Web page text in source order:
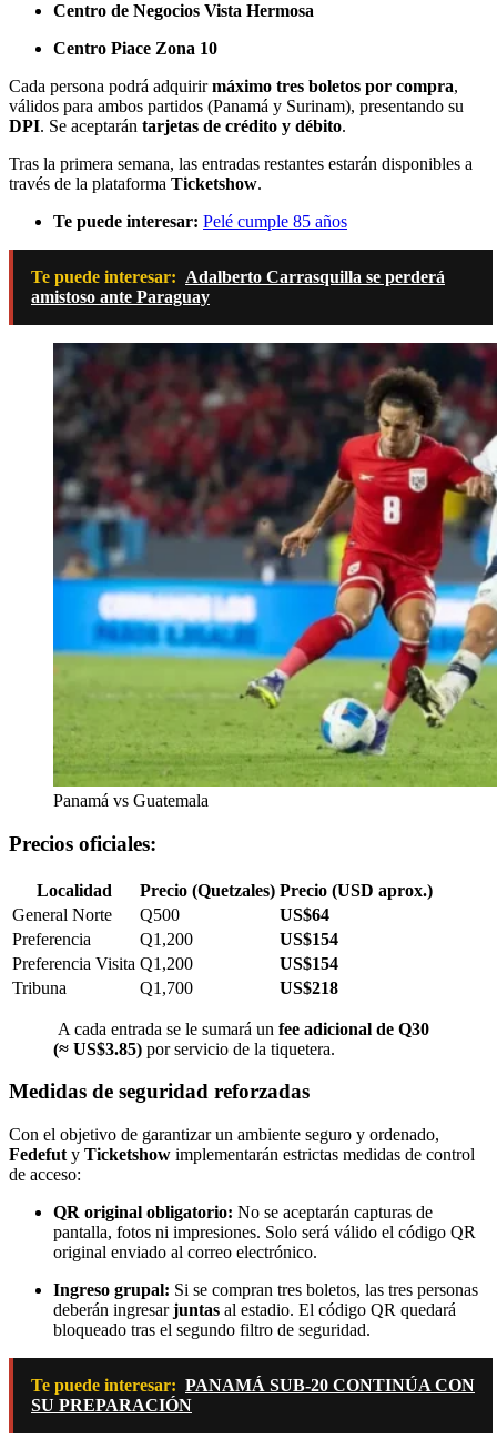
Centro de Negocios Vista Hermosa
Centro Piace Zona 10
Cada persona podrá adquirirmáximo tres boletos por compra,
válidos para ambos partidos (Panamá y Surinam), presentando su
DPI. Se aceptarán tarjetas de crédito y débito.
Tras la primera semana, las entradas restantes estarán disponibles a
través de la plataforma Ticketshow.
Te puede interesar: Pelé cumple 85 años
Te puede interesar: Adalberto Carrasquilla se perderá
amistoso ante Paraguay
Panamá vs Guatemala
Precios oficiales:
Localidad Precio (Quetzales) Precio (USD aprox.)
General Norte
Q500
US$64
Preferencia
Q1,200
US$154
Preferencia Visita Q1,200
US$154
Tribuna
Q1,700 US$218
A cada entrada se le sumará un fee adicional de Q30
(≈ US$3.85) por servicio de la tiquetera.
Medidas de seguridad reforzadas
Con el objetivo de garantizar un ambiente seguro y ordenado,
Fedefut y Ticketshow implementarán estrictas medidas de control
de acceso:
QR original obligatorio: No se aceptarán capturas de
pantalla, fotos ni impresiones. Solo será válido el código QR
original enviado al correo electrónico.
Ingreso grupal: Si se compran tres boletos, las tres personas
deberán ingresarjuntas al estadio. El código QR quedará
bloqueado tras el segundo filtro de seguridad.
Te puede interesar: PANAMÁ SUB-20 CONTINÚA CON
SU PREPARACIÓN